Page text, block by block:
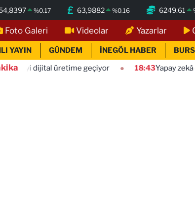
%0.17 63,9882 %0.16 6249.61
Foto Galeri Videolar Yazarlar
YAYIN GÜNDEM İNEGÖL HABER
geçiyor 18:43Yapay zekâ çağında